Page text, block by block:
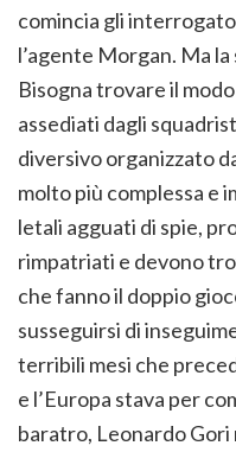
comincia gli
l’agente Morgan. Ma
Bisogna trovare il
assediati dagli
diversivo organizzato
molto più complessa e
letali agguati di spie,
rimpatriati e devono
che fanno il doppio
susseguirsi di
terribili mesi che
e l’Europa stava per
baratro, Leonardo